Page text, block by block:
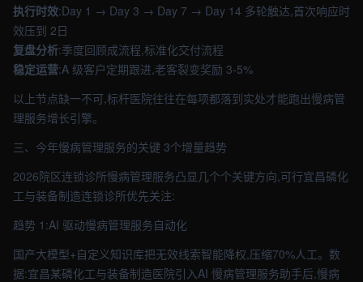
执行时效:Day 1 → Day 3 → Day 7 → Day 14 多轮触达,首次响应时
效压到 2日
复盘分析:季度回顾成流程,标准化交付流程
稳定运营:A 级客户定期跟进,老客裂变奖励 3-5%
以上节点缺一不可,标杆医院往往在每项都落到实处才能跑出慢病管
理服务增长引擎。
三、今年慢病管理服务的关键 3个增量趋势
2026院区连锁诊所慢病管理服务凸显几个个关键方向,可行宜昌磷化
工与装备制造连锁诊所优先关注:
趋势 1:AI 驱动慢病管理服务自动化
国产大模型+自定义知识库把无效线索智能降权,压缩70%人工。数
据:宜昌某磷化工与装备制造医院引入AI 慢病管理服务助手后,慢病